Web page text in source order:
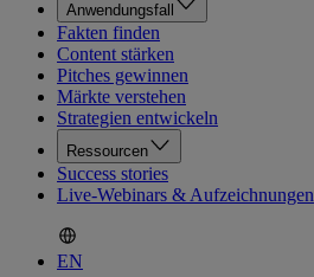
Anwendungsfall
Fakten finden
Content stärken
Pitches gewinnen
Märkte verstehen
Strategien entwickeln
Ressourcen
Success stories
Live-Webinars & Aufzeichnungen
EN